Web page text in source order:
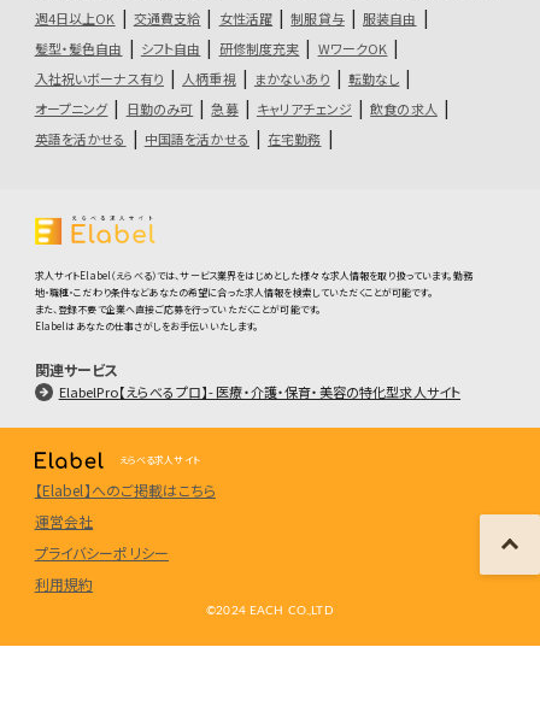
週4日以上OK
交通費支給 女性活躍 制服貸与
服装自由
髪型・髪色自由
シフト自由 研修制度充実
WワークOK
入社祝いボーナス有り
人柄重視 まかないあり
転勤なし
オープニング
日勤のみ可 急募 キャリアチェンジ
飲食の求人
英語を活かせる
中国語を活かせる 在宅勤務
求人サイトElabel（えらべる）では、サービス業界をはじめとした様々な求人情報を取り扱っています。勤務
地・職種・こだわり条件などあなたの希望に合った求人情報を検索していただくことが可能です。
また、登録不要で企業へ直接ご応募を行っていただくことが可能です。
Elabelはあなたの仕事さがしをお手伝いいたします。
関連サービス
ElabelPro【えらべるプロ】- 医療・介護・保育・美容の特化型求人サイト
えらべる求人サイト
【Elabel】へのご掲載はこちら
運営会社
プライバシーポリシー
利用規約
©️2024 EACH CO.,LTD